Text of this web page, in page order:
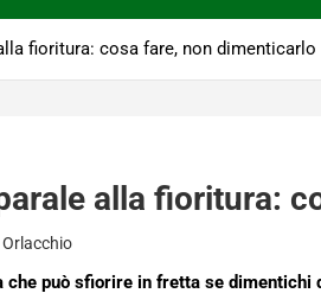
fioritura: cosa fare, non dimenticarlo
alla fioritura:
che può sfiorire in fretta se dimentichi